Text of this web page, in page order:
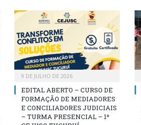
9 DE JULHO DE 2026
EDITAL ABERTO – CURSO DE
FORMAÇÃO DE MEDIADORES
E CONCILIADORES JUDICIAIS
– TURMA PRESENCIAL – 1º